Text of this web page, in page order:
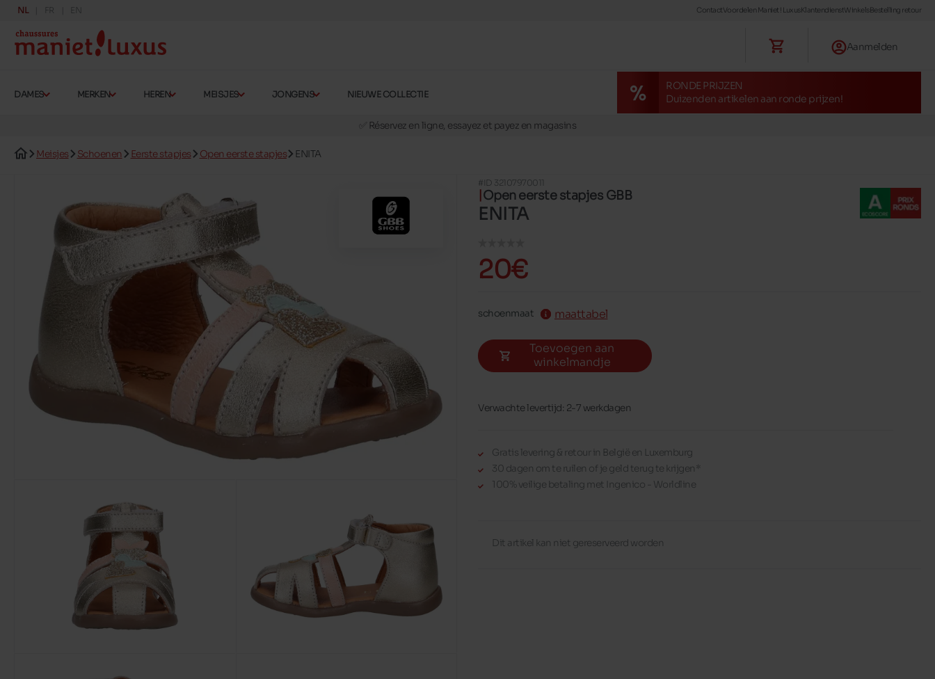
ContactVoordelen Maniet ! LuxusKlantendienstWinkelsBestelling retour
NL FR EN
Aanmelden
DAMES MERKEN HEREN MEISJES JONGENS NIEUWE COLLECTIE
RONDE PRIJZEN
Duizenden artikelen aan ronde prijzen!
✅ Réservez en ligne, essayez et payez en magasins
🔁 retours valables pendant 30 jours
🚛 Livraison gratuite en magasins
Meisjes Schoenen Eerste stapjes Open eerste stapjes ENITA
#ID 32107970011
Open eerste stapjes GBB
ENITA
20€
schoenmaat maattabel
Toevoegen aan
winkelmandje
Verwachte levertijd: 2-7 werkdagen
Gratis levering & retour in België en Luxemburg
30 dagen om te ruilen of je geld terug te krijgen*
100% veilige betaling met Ingenico - Worldline
Dit artikel kan niet gereserveerd worden